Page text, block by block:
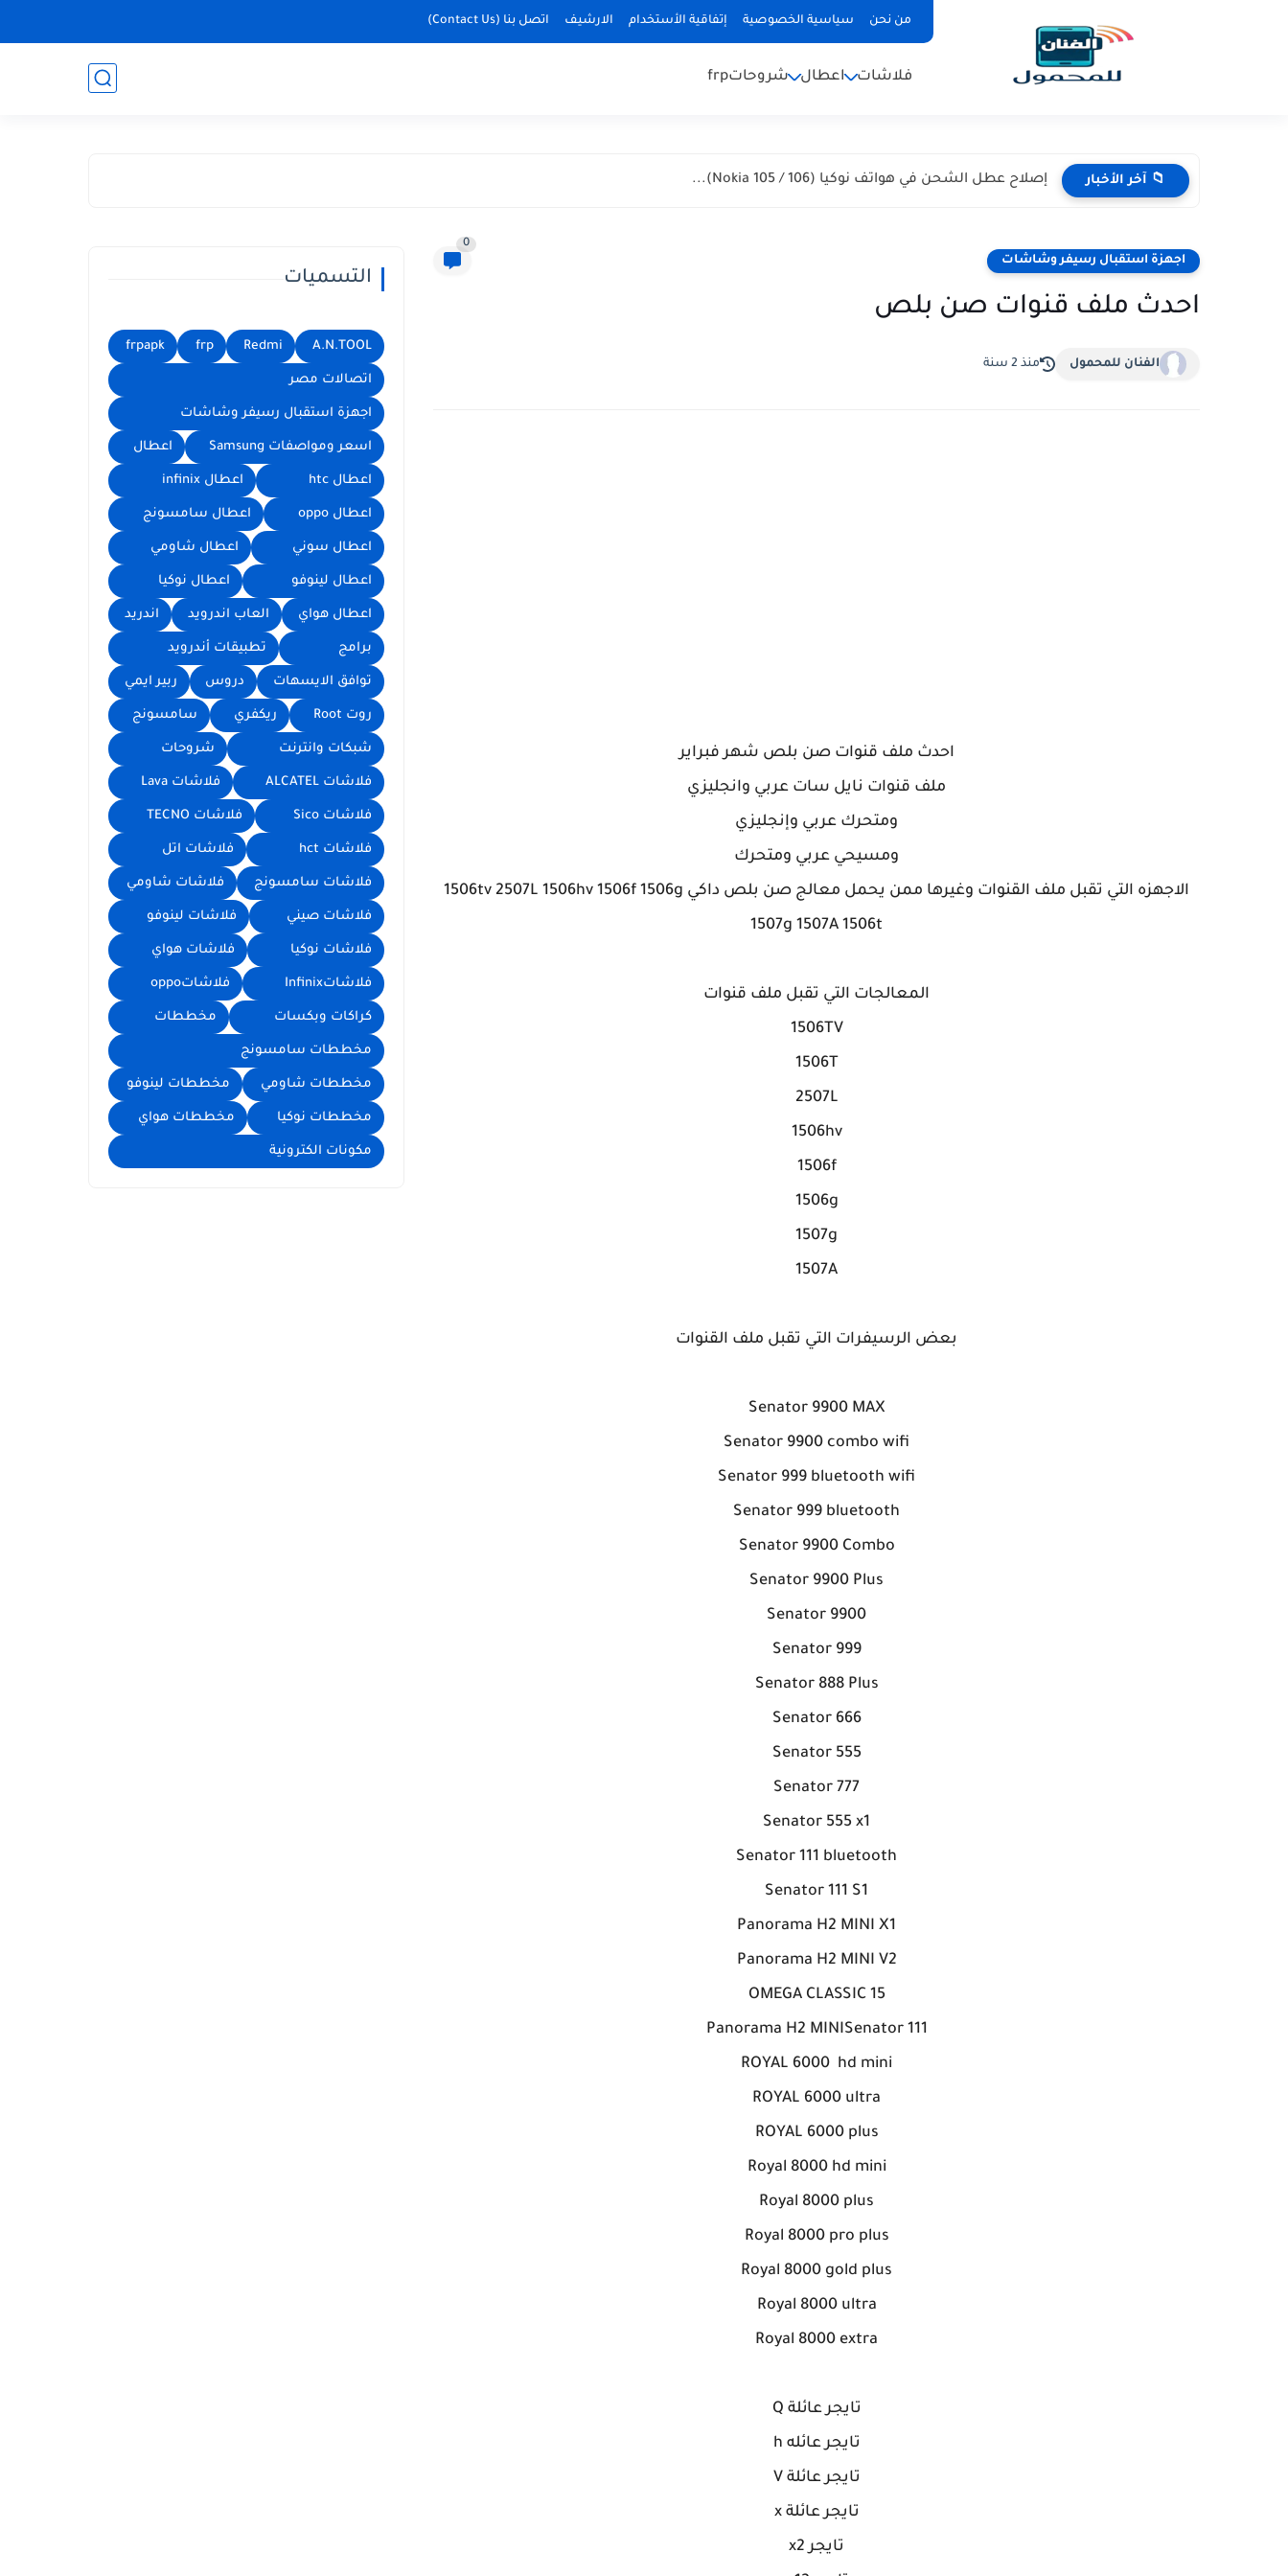
من نحن سياسية الخصوصية إتفاقية الأستخدام الارشيف اتصل بنا (Contact Us)
فلاشات اعطال شروحاتfrp
📁 آخر الأخبار إصلاح عطل الشحن في هواتف نوكيا (Nokia 105 / 106)...
اجهزة استقبال رسيفر وشاشات
0
احدث ملف قنوات صن بلص
الفنان للمحمول منذ 2 سنة
احدث ملف قنوات صن بلص شهر فبراير
ملف قنوات نايل سات عربي وانجليزي
ومتحرك عربي وإنجليزي
ومسيحي عربي ومتحرك
الاجهزه التي تقبل ملف القنوات وغيرها ممن يحمل معالج صن بلص داكي 1506tv 2507L 1506hv 1506f 1506g
1507g 1507A 1506t
المعالجات التي تقبل ملف قنوات
1506TV
1506T
2507L
1506hv
1506f
1506g
1507g
1507A
بعض الرسيفرات التي تقبل ملف القنوات
Senator 9900 MAX
Senator 9900 combo wifi
Senator 999 bluetooth wifi
Senator 999 bluetooth
Senator 9900 Combo
Senator 9900 Plus
Senator 9900
Senator 999
Senator 888 Plus‏
Senator 666
Senator 555
Senator 777
Senator 555 x1
Senator 111 bluetooth
Senator 111 S1
Panorama H2 MINI X1
Panorama H2 MINI V2
OMEGA CLASSIC 15
Panorama H2 MINISenator 111
ROYAL 6000 hd mini
ROYAL 6000 ultra
ROYAL 6000 plus
Royal 8000 hd mini
Royal 8000 plus
Royal 8000 pro plus
Royal 8000 gold plus
Royal 8000 ultra
Royal 8000 extra
تايجر عائلة Q
تايجر عائله h
تايجر عائلة V
تايجر عائلة x
تايجر x2
التسميات
A.N.TOOL
Redmi
frp
frpapk
اتصالات مصر
اجهزة استقبال رسيفر وشاشات
اسعر ومواصفات Samsung اعطال
اعطال htc اعطال infinix
اعطال oppo اعطال سامسونج
اعطال سوني اعطال شاومي
اعطال لينوفو اعطال نوكيا
اعطال هواي العاب اندرويد اندريد
برامج تطبيقات أندرويد
توافق الايسهات دروس ربير ايمي
روت Root ريكفري سامسونج
شبكات وانترنت شروحات
فلاشات ALCATEL فلاشات Lava
فلاشات Sico فلاشات TECNO
فلاشات hct فلاشات اتل
فلاشات سامسونج فلاشات شاومي
فلاشات صيني فلاشات لينوفو
فلاشات نوكيا فلاشات هواي
فلاشاتInfinix فلاشاتoppo
كراكات وبكسات مخططات
مخططات سامسونج
مخططات شاومي مخططات لينوفو
مخططات نوكيا مخططات هواي
مكونات الكترونية